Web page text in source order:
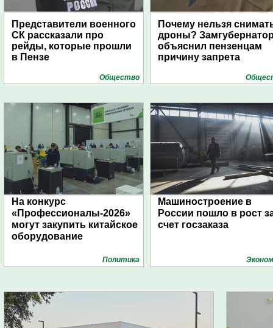
Представители военного
СК рассказали про
рейды, которые прошли
в Пензе
Общество
Почему нельзя
дроны?
объяснил пензенцам
причину запрета
На конкурс
«Профессионалы-2026»
могут закупить китайское
оборудование
Политика
Машиностроение в
России пошло в рост
счет госзаказа